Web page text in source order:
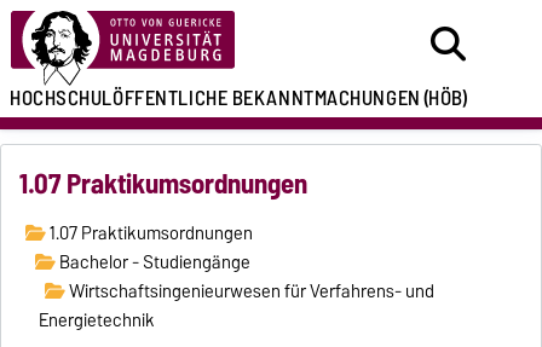
HOCHSCHULÖFFENTLICHEBEKANNTMACHUNGEN(HÖB)
1.07 Praktikumsordnungen
1.07 Praktikumsordnungen
Bachelor - Studiengänge
Wirtschaftsingenieurwesen für Verfahrens- und
Energietechnik